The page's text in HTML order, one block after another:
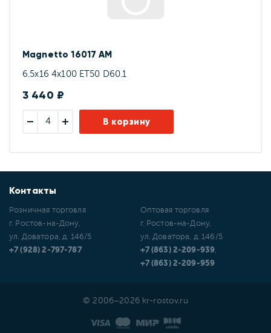
Magnetto 16017 AM
6.5x16 4x100 ET50 D60.1
3 440 ₽
В корзину
Контакты
Розничная торговля
г. Ростов-на-Дону,
ул. Доватора, д. 146/5
+7 (928) 2-797-787
Оптовая торговля
г. Ростов-на-Дону,
ул. Доватора, д. 146/5
+7 (863) 2-209-939,
+7 (863) 2-209-959
© 2006–2026 kr-rostov.ru